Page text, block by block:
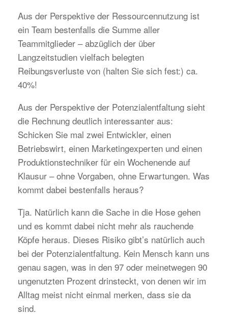
Aus der Perspektive der Ressourcennutzung ist
ein Team bestenfalls die Summe aller
Teammitglieder – abzüglich der über
Langzeitstudien vielfach belegten
Reibungsverluste von (halten Sie sich fest:) ca.
40%!
Aus der Perspektive der Potenzialentfaltung sieht
die Rechnung deutlich interessanter aus:
Schicken Sie mal zwei Entwickler, einen
Betriebswirt, einen Marketingexperten und einen
Produktionstechniker für ein Wochenende auf
Klausur – ohne Vorgaben, ohne Erwartungen. Was
kommt dabei bestenfalls heraus?
Tja. Natürlich kann die Sache in die Hose gehen
und es kommt dabei nicht mehr als rauchende
Köpfe heraus. Dieses Risiko gibt’s natürlich auch
bei der Potenzialentfaltung. Kein Mensch kann uns
genau sagen, was in den 97 oder meinetwegen 90
ungenutzten Prozent drinsteckt, von denen wir im
Alltag meist nicht einmal merken, dass sie da
sind.